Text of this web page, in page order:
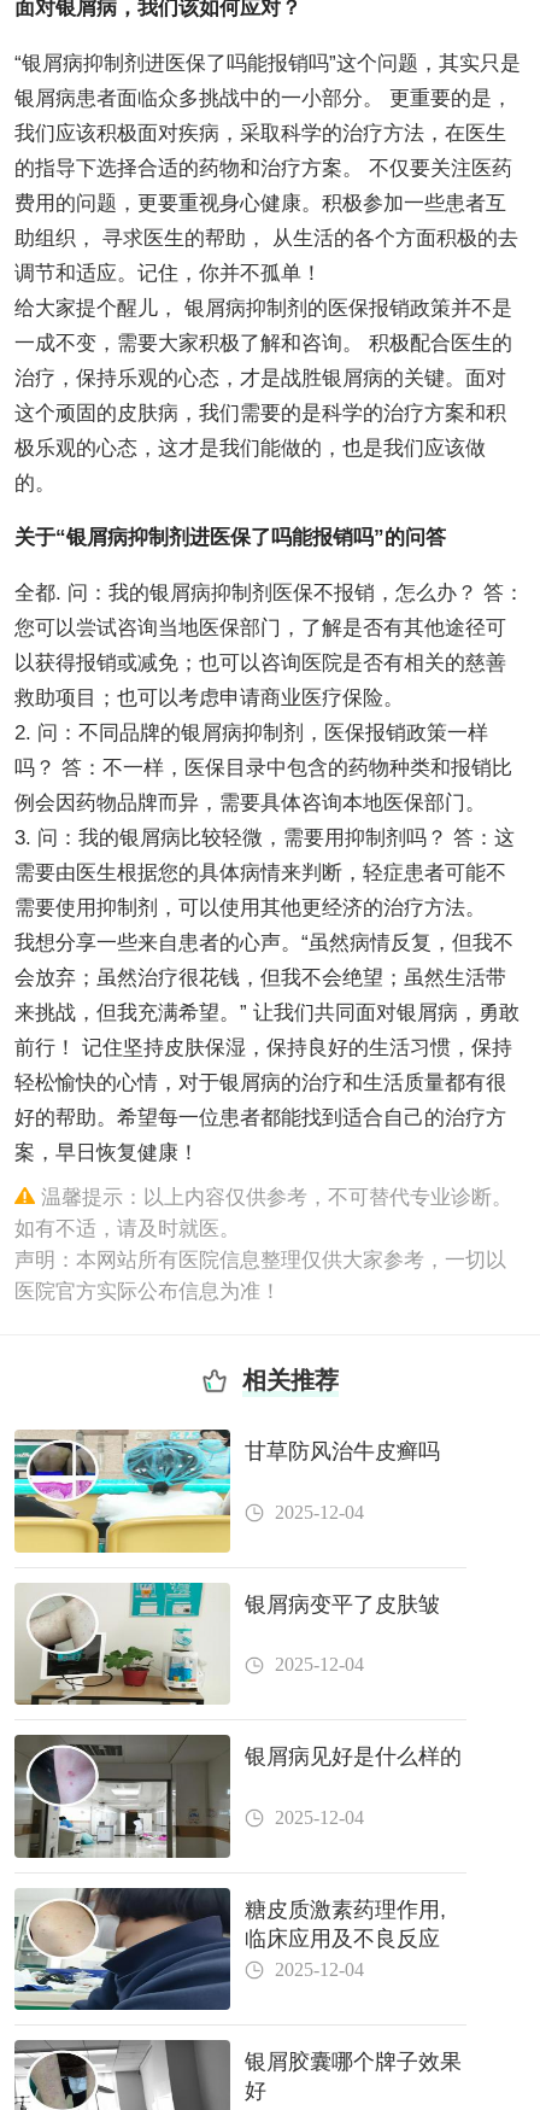
面对银屑病，我们该如何应对？
“银屑病抑制剂进医保了吗能报销吗”这个问题，其实只是
银屑病患者面临众多挑战中的一小部分。 更重要的是，
我们应该积极面对疾病，采取科学的治疗方法，在医生
的指导下选择合适的药物和治疗方案。 不仅要关注医药
费用的问题，更要重视身心健康。积极参加一些患者互
助组织， 寻求医生的帮助， 从生活的各个方面积极的去
调节和适应。记住，你并不孤单！
给大家提个醒儿， 银屑病抑制剂的医保报销政策并不是
一成不变，需要大家积极了解和咨询。 积极配合医生的
治疗，保持乐观的心态，才是战胜银屑病的关键。面对
这个顽固的皮肤病，我们需要的是科学的治疗方案和积
极乐观的心态，这才是我们能做的，也是我们应该做
的。
关于“银屑病抑制剂进医保了吗能报销吗”的问答
全都. 问：我的银屑病抑制剂医保不报销，怎么办？ 答：
您可以尝试咨询当地医保部门，了解是否有其他途径可
以获得报销或减免；也可以咨询医院是否有相关的慈善
救助项目；也可以考虑申请商业医疗保险。
2. 问：不同品牌的银屑病抑制剂，医保报销政策一样
吗？ 答：不一样，医保目录中包含的药物种类和报销比
例会因药物品牌而异，需要具体咨询本地医保部门。
3. 问：我的银屑病比较轻微，需要用抑制剂吗？ 答：这
需要由医生根据您的具体病情来判断，轻症患者可能不
需要使用抑制剂，可以使用其他更经济的治疗方法。
我想分享一些来自患者的心声。“虽然病情反复，但我不
会放弃；虽然治疗很花钱，但我不会绝望；虽然生活带
来挑战，但我充满希望。” 让我们共同面对银屑病，勇敢
前行！ 记住坚持皮肤保湿，保持良好的生活习惯，保持
轻松愉快的心情，对于银屑病的治疗和生活质量都有很
好的帮助。希望每一位患者都能找到适合自己的治疗方
案，早日恢复健康！
温馨提示：以上内容仅供参考，不可替代专业诊断。
如有不适，请及时就医。
声明：本网站所有医院信息整理仅供大家参考，一切以
医院官方实际公布信息为准！
相关推荐
甘草防风治牛皮癣吗
2025-12-04
银屑病变平了皮肤皱
2025-12-04
银屑病见好是什么样的
2025-12-04
糖皮质激素药理作用,
临床应用及不良反应
2025-12-04
银屑胶囊哪个牌子效果
好